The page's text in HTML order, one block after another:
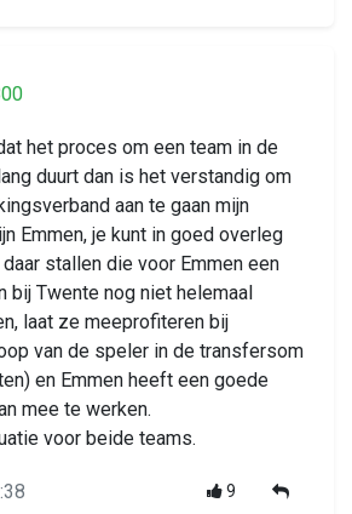
het proces om een team in de
duurt dan is het verstandig om
aan te gaan mijn
Emmen, je kunt in goed overleg
stallen die voor Emmen een
bij Twente nog niet helemaal
laat ze meeprofiteren bij
van de speler in de transfersom
en Emmen heeft een goede
mee te werken.
voor beide teams.
9